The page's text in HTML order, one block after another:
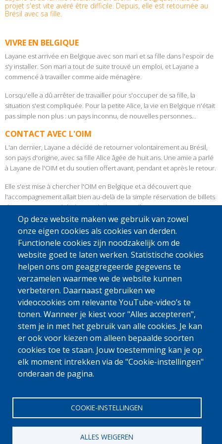
projet s'est vite avéré être difficile. Depuis, elle est retournée au
Brésil avec sa fille.
VIVRE EN BELGIQUE
Layane est arrivée en Belgique avec son mari et sa fille dans l'espoir de
s'y installer. Son mari a tout de suite trouvé un emploi, et Layane a
commencé à travailler comme aide ménagère.
Lorsqu'elle a dû arrêter de travailler pour s'occuper de sa fille, la
situation s'est compliquée. Pour la petite Alice, la vie en Belgique n'était
pas simple non plus : un pays inconnu, de nouvelles personnes…
CONTACT AVEC L'OIM
L'an dernier, Layane a décidé de retourner volontairement au Brésil,
son pays d'origine, avec sa fille Alice âgée de huit ans. Une amie a parlé
à Layane de l'OIM et du soutien offert avant, pendant et après le retour.
Elle s'est mise à chercher l'OIM en Belgique et a découvert que
l'accompagnement allait bien au-delà de la simple réservation de billets
d'avion. Layane a réalisé qu’après le retour, elle pourrait aussi compter
sur un soutien à la réintégration et un accompagnement sur mesure et
qu'elle ne serait donc pas seule.
UN NOUVEAU DÉPART
Au Brésil, Layena a pu compter sur l’accompagnement du partenaire
local de l'OIM : elle a entre autres utilisé le soutien à la réintégration
pour suivre des cours d’esthétique, acheter le matériel nécessaire pour
ce travail et aménager son logement.
rapidement trouvé un job dans un institut de beauté de sa ville.
Désormais, elle peut aider sa famille financièrement. Bonne chance,
Layane !
Envie de découvrir le récit de Layane ? Ne manquez pas cettevidéo
Source: OIM.
Op deze website maken we gebruik van zowel
onze eigen cookies als cookies van derden.
Functionele cookies zijn noodzakelijk om de
website goed te laten werken. Statistische cookies
helpen ons om geaggregeerde gegevens te
verzamelen waarmee we de website kunnen
verbeteren. Daarnaast gebruiken we
videocookies om relevante YouTube-video’s te
tonen. Wanneer je kiest voor "Alles accepteren",
stem je in met het gebruik van alle cookies. Je kan
er ook voor kiezen om alleen bepaalde soorten
cookies toe te staan. Jouw toestemming kan je op
elk moment intrekken via de "Cookie-instellingen"
onderaan de pagina.
COOKIE-INSTELLINGEN
ALLES WEIGEREN